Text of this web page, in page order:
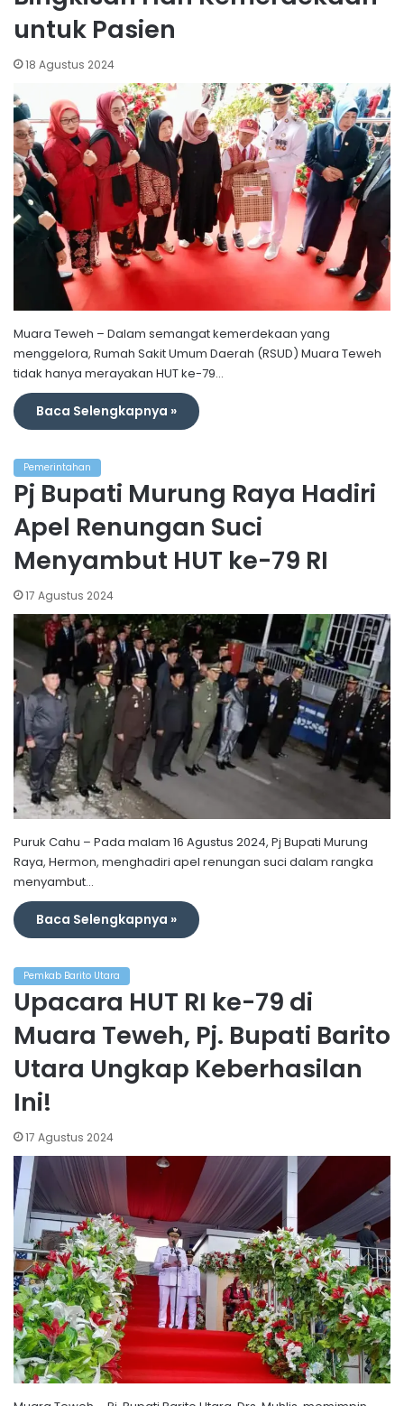
untuk Pasien
18 Agustus 2024
Muara Teweh – Dalam semangat kemerdekaan yang
menggelora, Rumah Sakit Umum Daerah (RSUD) Muara Teweh
tidak hanya merayakan HUT ke-79…
Baca Selengkapnya »
Pemerintahan
Pj Bupati Murung Raya Hadiri
Apel Renungan Suci
Menyambut HUT ke-79 RI
17 Agustus 2024
Puruk Cahu – Pada malam 16 Agustus 2024, Pj Bupati Murung
Raya, Hermon, menghadiri apel renungan suci dalam rangka
menyambut…
Baca Selengkapnya »
Pemkab Barito Utara
Upacara HUT RI ke-79 di
Muara Teweh, Pj. Bupati Barito
Utara Ungkap Keberhasilan
Ini!
17 Agustus 2024